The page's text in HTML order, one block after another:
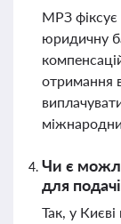
МРЗ фіксує
юридичну
отримання
Чи є
для
Так, у